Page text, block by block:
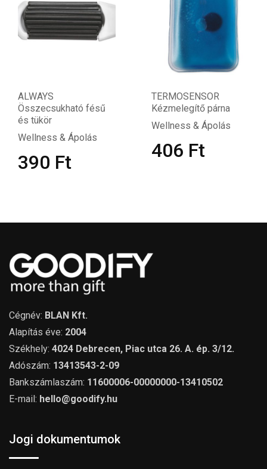
ALWAYS
Összecsukható fésű
és tükör
Wellness & Ápolás
390 Ft
TERMOSENSOR
Kézmelegítő párna
Wellness & Ápolás
406 Ft
Cégnév: BLAN Kft.
Alapítás éve: 2004
Székhely: 4024 Debrecen, Piac utca 26. A. ép. 3/12.
Adószám: 13413543-2-09
Bankszámlaszám: 11600006-00000000-13410502
E-mail: hello@goodify.hu
Jogi dokumentumok